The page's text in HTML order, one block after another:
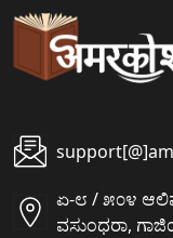
ಏ-೮ / ೫೦೪
ವಸುಂಧರಾ,